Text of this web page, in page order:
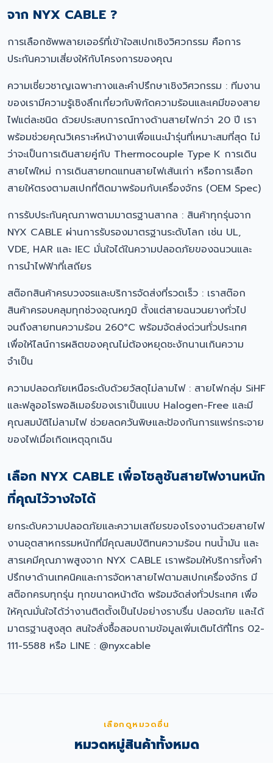
จาก NYX CABLE ?
การเลือกซัพพลายเออร์ที่เข้าใจสเปกเชิงวิศวกรรม คือการ
ประกันความเสี่ยงให้กับโครงการของคุณ
ความเชี่ยวชาญเฉพาะทางและคำปรึกษาเชิงวิศวกรรม : ทีมงาน
ของเรามีความรู้เชิงลึกเกี่ยวกับพิกัดความร้อนและเคมีของสาย
ไฟแต่ละชนิด ด้วยประสบการณ์ทางด้านสายไฟกว่า 20 ปี เรา
พร้อมช่วยคุณวิเคราะห์หน้างานเพื่อแนะนำรุ่นที่เหมาะสมที่สุด ไม่
ว่าจะเป็นการเดินสายคู่กับ Thermocouple Type K การเดิน
สายไฟใหม่ การเดินสายทดแทนสายไฟเส้นเก่า หรือการเลือก
สายให้ตรงตามสเปกที่ติดมาพร้อมกับเครื่องจักร (OEM Spec)
การรับประกันคุณภาพตามมาตรฐานสากล : สินค้าทุกรุ่นจาก
NYX CABLE ผ่านการรับรองมาตรฐานระดับโลก เช่น UL,
VDE, HAR และ IEC มั่นใจได้ในความปลอดภัยของฉนวนและ
การนำไฟฟ้าที่เสถียร
สต๊อกสินค้าครบวงจรและบริการจัดส่งที่รวดเร็ว : เราสต๊อก
สินค้าครอบคลุมทุกช่วงอุณหภูมิ ตั้งแต่สายฉนวนยางทั่วไป
จนถึงสายทนความร้อน 260°C พร้อมจัดส่งด่วนทั่วประเทศ
เพื่อให้ไลน์การผลิตของคุณไม่ต้องหยุดชะงักนานเกินความ
จำเป็น
ความปลอดภัยเหนือระดับด้วยวัสดุไม่ลามไฟ : สายไฟกลุ่ม SiHF
และฟลูออโรพอลิเมอร์ของเราเป็นแบบ Halogen-Free และมี
คุณสมบัติไม่ลามไฟ ช่วยลดควันพิษและป้องกันการแพร่กระจาย
ของไฟเมื่อเกิดเหตุฉุกเฉิน
เลือก NYX CABLE เพื่อโซลูชันสายไฟงานหนัก
ที่คุณไว้วางใจได้
ยกระดับความปลอดภัยและความเสถียรของโรงงานด้วยสายไฟ
งานอุตสาหกรรมหนักที่มีคุณสมบัติทนความร้อน ทนน้ำมัน และ
สารเคมีคุณภาพสูงจาก NYX CABLE เราพร้อมให้บริการทั้งคำ
ปรึกษาด้านเทคนิคและการจัดหาสายไฟตามสเปกเครื่องจักร มี
สต๊อกครบทุกรุ่น ทุกขนาดหน้าตัด พร้อมจัดส่งทั่วประเทศ เพื่อ
ให้คุณมั่นใจได้ว่างานติดตั้งเป็นไปอย่างราบรื่น ปลอดภัย และได้
มาตรฐานสูงสุด สนใจสั่งซื้อสอบถามข้อมูลเพิ่มเติมได้ที่โทร 02-
111-5588 หรือ LINE : @nyxcable
เลือกดูหมวดอื่น
หมวดหมู่สินค้าทั้งหมด